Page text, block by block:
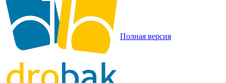
Полная версия